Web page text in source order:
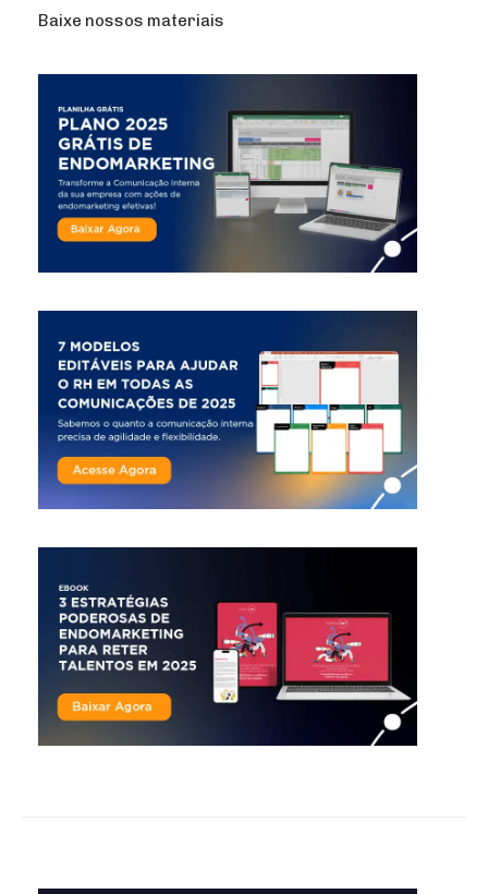
Baixe nossos materiais